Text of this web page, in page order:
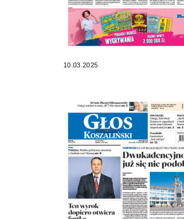
10.03.2025